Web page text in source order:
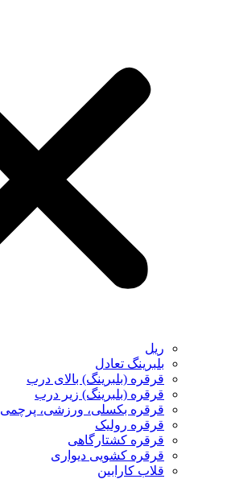
ریل
بلبرینگ تعادل
قرقره (بلبرینگ) بالای درب
قرقره (بلبرینگ) زیر درب
قرقره بکسلی، ورزشی، پرچمی
قرقره رولیک
قرقره کشتارگاهی
قرقره کشویی دیواری
قلاب کارابین